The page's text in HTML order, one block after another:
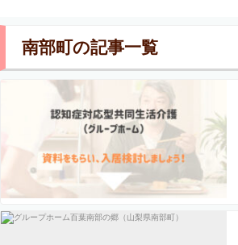
南部町の記事一覧